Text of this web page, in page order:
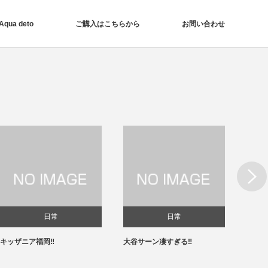
deto ご購入はこちらから お問い合わせ
日常
キッザニア福岡‼️
日常
大谷サーン凄すぎる‼️
Next